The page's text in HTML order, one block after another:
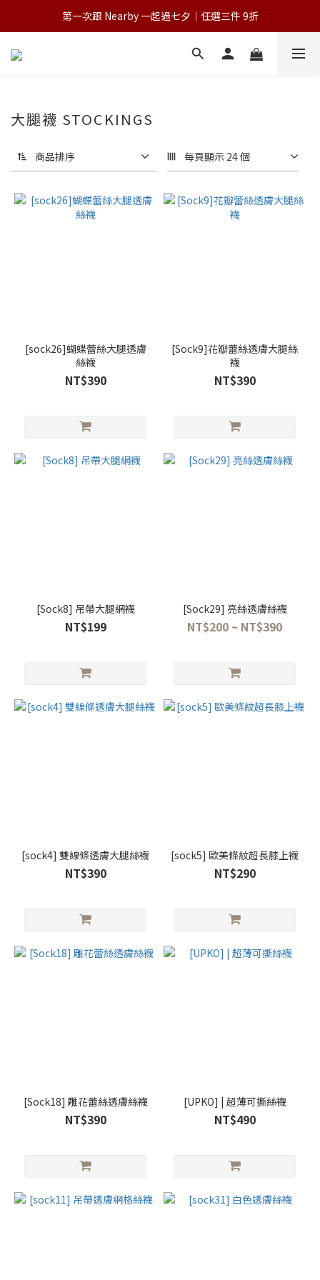
💌 Nearby收藏家｜任選三件 9折 五件 88折
第一次跟 Nearby 一起過七夕｜任選三件 9折
為保障您的購物權益，請於下單前詳閱購物須知
大腿襪 STOCKINGS
商品排序 每頁顯示 24 個
[sock26]蝴蝶蕾絲大腿透膚
絲襪
NT$390
[Sock9]花瓣蕾絲透膚大腿絲
襪
NT$390
[Sock8] 吊帶大腿網襪
NT$199
[Sock29] 亮絲透膚絲襪
NT$200 ~ NT$390
[sock4] 雙線條透膚大腿絲襪
NT$390
[sock5] 歐美條紋超長膝上襪
NT$290
[Sock18] 雕花蕾絲透膚絲襪
NT$390
[UPKO] | 超薄可撕絲襪
NT$490